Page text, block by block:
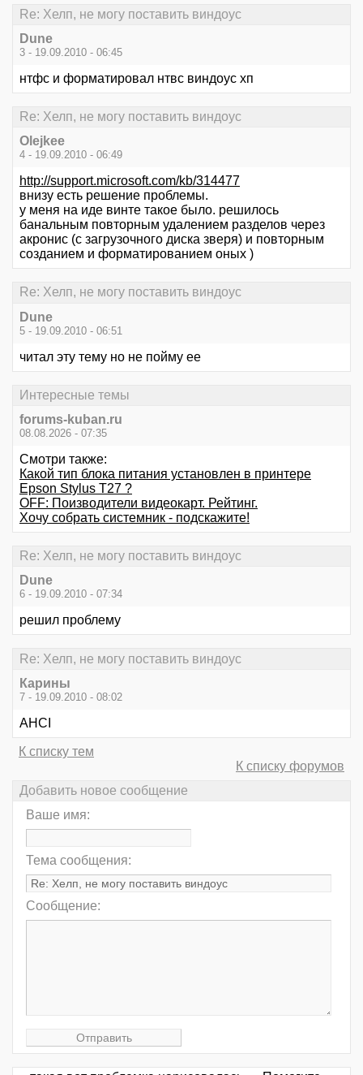
Re: Хелп, не могу поставить виндоус
Dune
3 - 19.09.2010 - 06:45
нтфс и форматировал нтвс виндоус хп
Re: Хелп, не могу поставить виндоус
Olejkee
4 - 19.09.2010 - 06:49
http://support.microsoft.com/kb/314477
внизу есть решение проблемы.
у меня на иде винте такое было. решилось
банальным повторным удалением разделов через
акронис (с загрузочного диска зверя) и повторным
созданием и форматированием оных )
Re: Хелп, не могу поставить виндоус
Dune
5 - 19.09.2010 - 06:51
читал эту тему но не пойму ее
Интересные темы
forums-kuban.ru
08.08.2026 - 07:35
Смотри также:
Какой тип блока питания установлен в принтере
Epson Stylus T27 ?
OFF: Поизводители видеокарт. Рейтинг.
Хочу собрать системник - подскажите!
Re: Хелп, не могу поставить виндоус
Dune
6 - 19.09.2010 - 07:34
решил проблему
Re: Хелп, не могу поставить виндоус
Карины
7 - 19.09.2010 - 08:02
AHCI
К списку тем
К списку форумов
Добавить новое сообщение
Ваше имя:
Тема сообщения:
Сообщение: